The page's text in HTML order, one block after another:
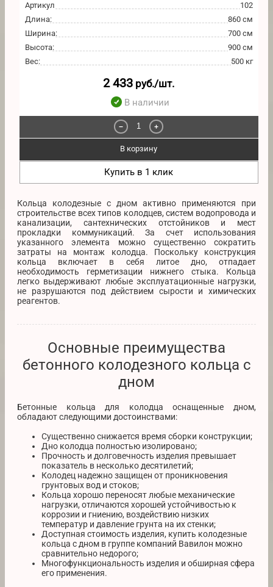
Артикул
102
Длина:
860 см
Ширина:
700 см
Высота:
900 см
Вес: 500 кг
2 433 руб./шт.
В наличии
− +
В корзину
Купить в 1 клик
Кольца колодезные с дном активно применяются при
строительстве всех типов колодцев, систем водопровода и
канализации, сантехнических отстойников и мест
прокладки коммуникаций. За счет использования
указанного элемента можно существенно сократить
затраты на монтаж колодца. Поскольку конструкция
кольца включает в себя литое дно, отпадает
необходимость герметизации нижнего стыка. Кольца
легко выдерживают любые эксплуатационные нагрузки,
не разрушаются под действием сырости и химических
реагентов.
Основные преимущества
бетонного колодезного кольца с
дном
Бетонные кольца для колодца оснащенные дном,
обладают следующими достоинствами:
Существенно снижается время сборки конструкции;
Дно колодца полностью изолировано;
Прочность и долговечность изделия превышает
показатель в несколько десятилетий;
Колодец надежно защищен от проникновения
грунтовых вод и стоков;
Кольца хорошо переносят любые механические
нагрузки, отличаются хорошей устойчивостью к
коррозии и гниению, воздействию низких
температур и давление грунта на их стенки;
Доступная стоимость изделия, купить колодезные
кольца с дном в группе компаний Вавилон можно
сравнительно недорого;
Многофункциональность изделия и обширная сфера
его применения.